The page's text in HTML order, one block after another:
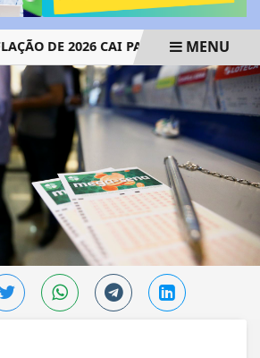
DE 2026 CAI PARA 5,02%MENU